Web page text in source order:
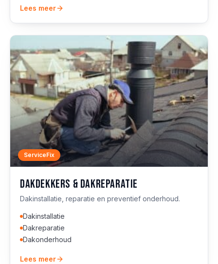
Lees meer
ServiceFix
Dakdekkers & dakreparatie
Dakinstallatie, reparatie en preventief onderhoud.
Dakinstallatie
Dakreparatie
Dakonderhoud
Lees meer